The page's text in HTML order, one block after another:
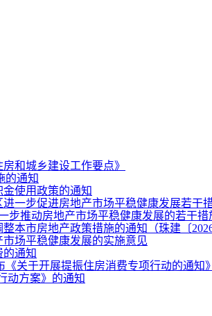
和城乡建设工作要点》
的通知
使用政策的通知
一步促进房地产市场平稳健康发展若干
步推动房地产市场平稳健康发展的若干措
本市房地产政策措施的通知（珠建〔2026
场平稳健康发展的实施意见
通知
关于开展提振住房消费专项行动的通知》
动方案》的通知